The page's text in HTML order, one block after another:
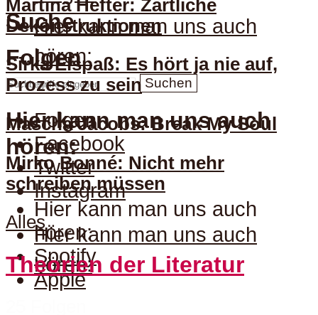
Suche
Suchen
Hier kann man uns auch
hören:
Hier kann man uns auch
hören:
Hier kann man uns auch
hören:
Spotify
Apple
Folgen
Folgen
Facebook
Twitter
Instagram
Hier kann man uns auch
hören:
Martina Hefter: Zärtliche
Dekonstruktionen
Sirka Elspaß: Es hört ja nie auf,
Prozess zu sein
Mascha Jacobs: Break My Soul
Mirko Bonné: Nicht mehr
schreiben müssen
Alles
Theorien der Literatur